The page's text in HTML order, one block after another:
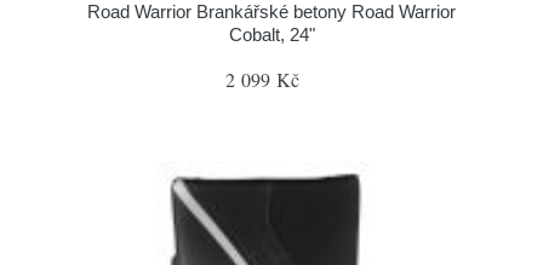
Road Warrior Brankářské betony Road Warrior
Cobalt, 24"
2 099 Kč